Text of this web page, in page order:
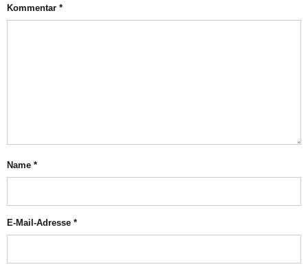
Kommentar *
Name *
E-Mail-Adresse *